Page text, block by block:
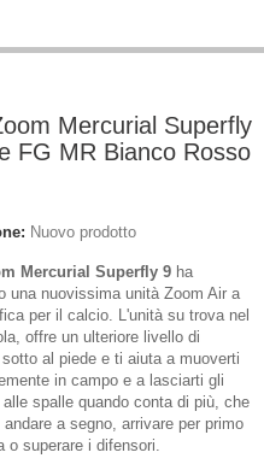
Mercurial Superfly
FG MR Bianco Rosso
Nuovo prodotto
Mercurial Superfly 9 ha
una nuovissima unità Zoom Air a
per il calcio. L'unità su trova nel
offre un ulteriore livello di
al piede e ti aiuta a muoverti
in campo e a lasciarti gli
spalle quando conta di più, che
a segno, arrivare per primo
o superare i difensori.